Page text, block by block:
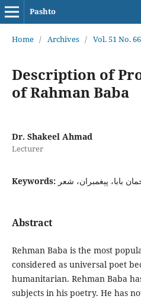
Pashto
Home / Archives / Vol. 51 No.
Description of
of Rahman Baba
Dr. Shakeel Ahmad
Lecturer
Keywords: بابا، پېغمبران، شعر
Abstract
Rehman Baba is the most
considered as universal poet
humanitarian. Rehman Baba
subjects in his poetry. He has